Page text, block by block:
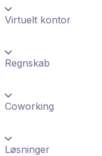
Virtuelt kontor
Regnskab
Coworking
Løsninger